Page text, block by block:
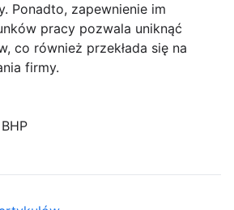
Ponadto, zapewnienie im
pracy pozwala uniknąć
co również przekłada się na
firmy.